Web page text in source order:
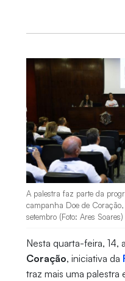
A palestra faz parte da
campanha Doe de
setembro (Foto: Ares Soares)
Nesta quarta-feira, 14, a
Coração, iniciativa da
traz mais uma palestra